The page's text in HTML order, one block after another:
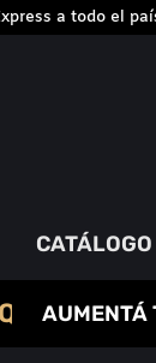
a todo el
CATÁLOGO
AUMENTÁ